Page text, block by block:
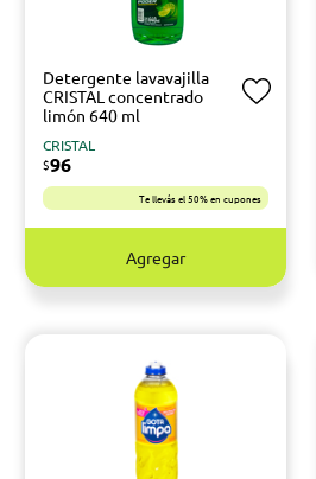
Detergente lavavajilla
CRISTAL concentrado
limón 640 ml
CRISTAL
$96
Te llevás el 50% en cupones
Agregar